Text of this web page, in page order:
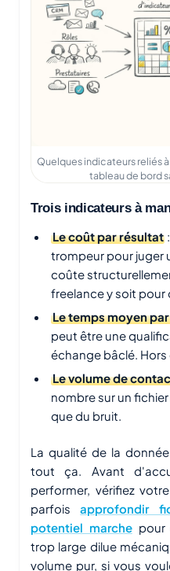
Quelques indicateurs reliés
tableau de bord
Trois indicateurs à
Le coût par résultat
trompeur pour juger
coûte
freelance y soit pour
Le temps moyen
peut être une
échange bâclé. Hors
Le volume de
nombre sur un
que du bruit.
La qualité de la
tout ça. Avant
performer, vérifiez
parfoisapprofondir
potentiel marchepour
trop large dilue
volume pur, si vous